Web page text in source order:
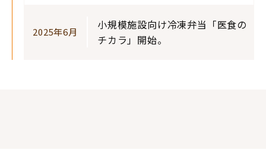
2025年6月
小規模施設向け冷凍弁当「医食の
チカラ」開始。